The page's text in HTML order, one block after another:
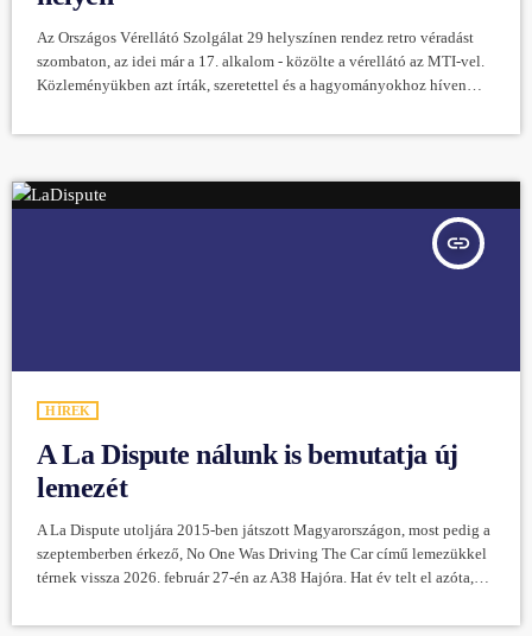
Az Országos Vérellátó Szolgálat 29 helyszínen rendez retro véradást
szombaton, az idei már a 17. alkalom - közölte a vérellátó az MTI-vel.
Közleményükben azt írták, szeretettel és a hagyományokhoz híven
akinek testsúlya legalább 50 kilogramm és rendelkezik érvényes
esemény különleges hangulatát ismét a sör-virsli menü és a 70-80-90-
es évek zenéje teszi teljessé". A helyszínekről […]
insert_link
HÍREK
A La Dispute nálunk is bemutatja új
lemezét
A La Dispute utoljára 2015-ben játszott Magyarországon, most pedig a
szeptemberben érkező, No One Was Driving The Car című lemezükkel
térnek vissza 2026. február 27-én az A38 Hajóra. Hat év telt el azóta,
michigani post-hardcore zenekar – amelynek tagjai Jordan Dreyer